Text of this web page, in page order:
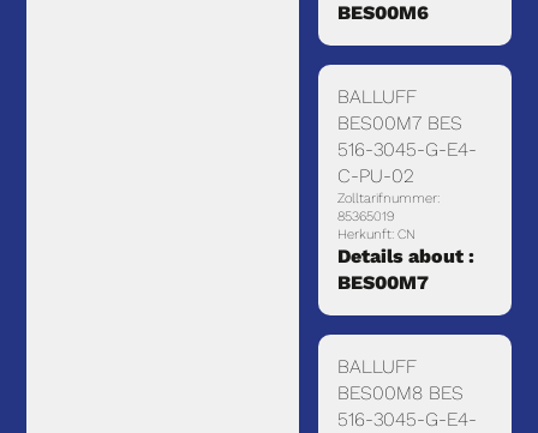
BES00M6
BALLUFF
BES00M7 BES
516-3045-G-E4-
C-PU-02
Zolltarifnummer:
85365019
Herkunft: CN
Details about :
BES00M7
BALLUFF
BES00M8 BES
516-3045-G-E4-